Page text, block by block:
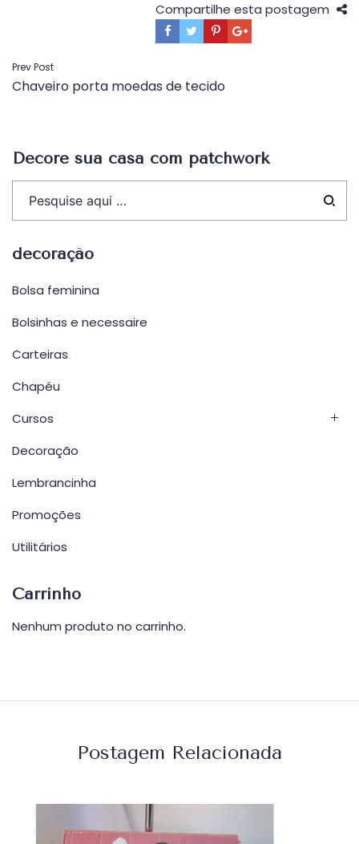
Compartilhe esta postagem
Navegação
de
Prev Post
Chaveiro porta moedas de tecido
Decore sua casa com patchwork
decoração
Bolsa feminina
Bolsinhas e necessaire
Carteiras
Chapéu
Cursos
Decoração
Lembrancinha
Promoções
Utilitários
Carrinho
Nenhum produto no carrinho.
Postagem Relacionada